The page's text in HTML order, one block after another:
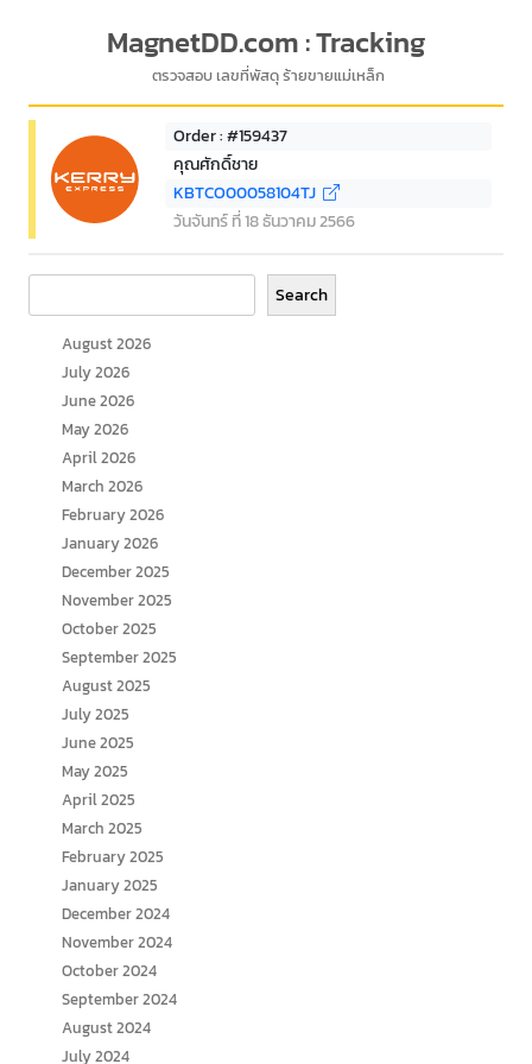
MagnetDD.com : Tracking
ตรวจสอบ เลขที่พัสดุ ร้ายขายแม่เหล็ก
Order : #159437
คุณศักดิ์ชาย
KBTCO00058104TJ
วันจันทร์ ที่ 18 ธันวาคม 2566
Search
August 2026
July 2026
June 2026
May 2026
April 2026
March 2026
February 2026
January 2026
December 2025
November 2025
October 2025
September 2025
August 2025
July 2025
June 2025
May 2025
April 2025
March 2025
February 2025
January 2025
December 2024
November 2024
October 2024
September 2024
August 2024
July 2024